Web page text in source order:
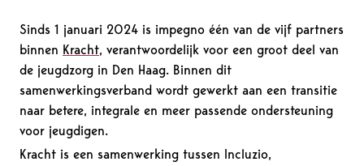
Sinds 1 januari 2024 is impegno één van de vijf partners
binnen Kracht, verantwoordelijk voor een groot deel van
de jeugdzorg in Den Haag. Binnen dit
samenwerkingsverband wordt gewerkt aan een transitie
naar betere, integrale en meer passende ondersteuning
voor jeugdigen.
Kracht is een samenwerking tussen Incluzio,